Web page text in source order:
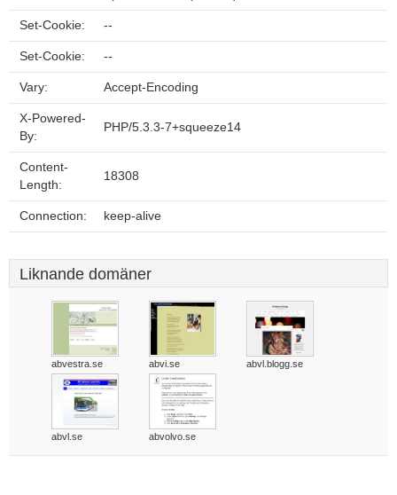
Set-Cookie: --
Set-Cookie: --
Vary: Accept-Encoding
X-Powered-
By:
PHP/5.3.3-7+squeeze14
Content-
Length:
18308
Connection: keep-alive
Liknande domäner
abvestra.se abvi.se abvl.blogg.se
abvl.se abvolvo.se